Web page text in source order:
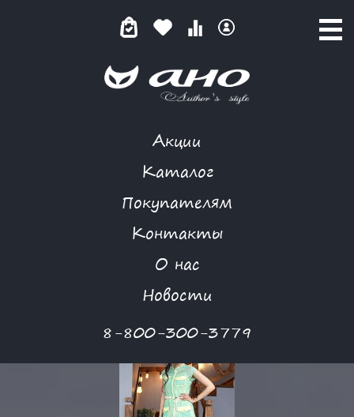
Акции
Каталог
Покупателям
Контакты
О нас
Новости
8-800-300-3779
КАТАЛОГ ТОВАРОВ